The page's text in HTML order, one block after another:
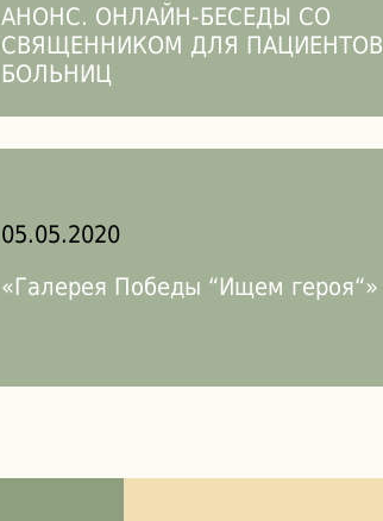
АНОНС. ОНЛАЙН-БЕСЕДЫ СО
СВЯЩЕННИКОМ ДЛЯ ПАЦИЕНТОВ
БОЛЬНИЦ
05.05.2020
«Галерея Победы “Ищем героя“»